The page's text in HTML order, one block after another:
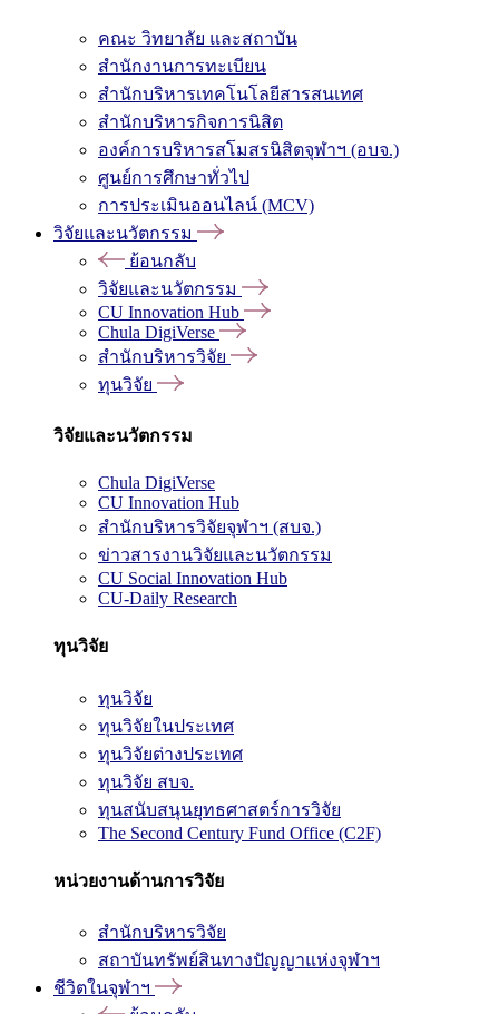
คณะ วิทยาลัย และสถาบัน
สำนักงานการทะเบียน
สำนักบริหารเทคโนโลยีสารสนเทศ
สำนักบริหารกิจการนิสิต
องค์การบริหารสโมสรนิสิตจุฬาฯ (อบจ.)
ศูนย์การศึกษาทั่วไป
การประเมินออนไลน์ (MCV)
วิจัยและนวัตกรรม
ย้อนกลับ
วิจัยและนวัตกรรม
CU Innovation Hub
Chula DigiVerse
สำนักบริหารวิจัย
ทุนวิจัย
วิจัยและนวัตกรรม
Chula DigiVerse
CU Innovation Hub
สำนักบริหารวิจัยจุฬาฯ (สบจ.)
ข่าวสารงานวิจัยและนวัตกรรม
CU Social Innovation Hub
CU-Daily Research
ทุนวิจัย
ทุนวิจัย
ทุนวิจัยในประเทศ
ทุนวิจัยต่างประเทศ
ทุนวิจัย สบจ.
ทุนสนับสนุนยุทธศาสตร์การวิจัย
The Second Century Fund Office (C2F)
หน่วยงานด้านการวิจัย
สำนักบริหารวิจัย
สถาบันทรัพย์สินทางปัญญาแห่งจุฬาฯ
ชีวิตในจุฬาฯ